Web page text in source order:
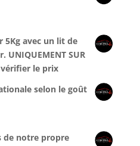
5Kg avec un lit de
SUR
vérifier le prix
selon le goût
de notre propre